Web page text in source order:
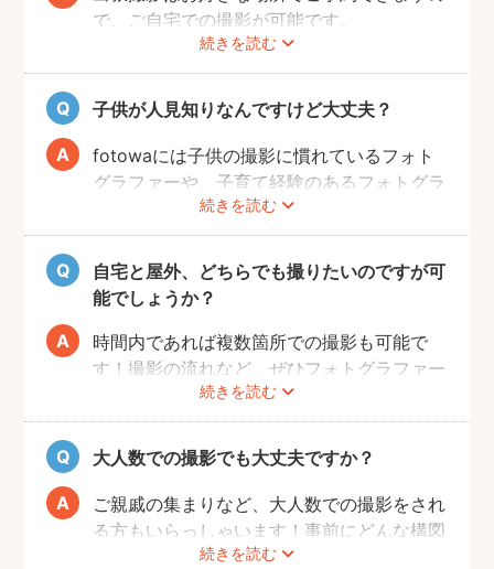
続きを読む
で、ご自宅での撮影が可能です。
ご家族みなさんが撮りやすい場所をご指定い
ただければと思います。
子供が人見知りなんですけど大丈夫？
続きを読む
fotowaには子供の撮影に慣れているフォト
グラファーや、子育て経験のあるフォトグラ
ファーがたくさんいます！お子様のペースに
合わせて撮影をするので、人見知りのお子様
でも自然な表情を引き出してくれます。
自宅と屋外、どちらでも撮りたいのですが可
能でしょうか？
続きを読む
時間内であれば複数箇所での撮影も可能で
す！撮影の流れなど、ぜひフォトグラファー
に相談してみてください。
大人数での撮影でも大丈夫ですか？
続きを読む
ご親戚の集まりなど、大人数での撮影をされ
る方もいらっしゃいます！事前にどんな構図
で撮りたいのかなどフォトグラファーとすり